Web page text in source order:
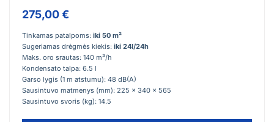
275,00 €
Tinkamas patalpoms: iki 50 m²
Sugeriamas drėgmės kiekis: iki 24l/24h
Maks. oro srautas: 140 m³/h
Kondensato talpa: 6.5 l
Garso lygis (1 m atstumu): 48 dB(A)
Sausintuvo matmenys (mm): 225 x 340 x 565
Sausintuvo svoris (kg): 14.5